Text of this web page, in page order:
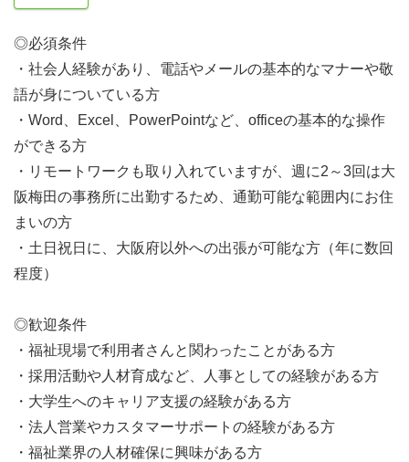
◎必須条件
・社会人経験があり、電話やメールの基本的なマナーや敬
語が身についている方
・Word、Excel、PowerPointなど、officeの基本的な操作
ができる方
・リモートワークも取り入れていますが、週に2～3回は大
阪梅田の事務所に出勤するため、通勤可能な範囲内にお住
まいの方
・土日祝日に、大阪府以外への出張が可能な方（年に数回
程度）
◎歓迎条件
・福祉現場で利用者さんと関わったことがある方
・採用活動や人材育成など、人事としての経験がある方
・大学生へのキャリア支援の経験がある方
・法人営業やカスタマーサポートの経験がある方
・福祉業界の人材確保に興味がある方